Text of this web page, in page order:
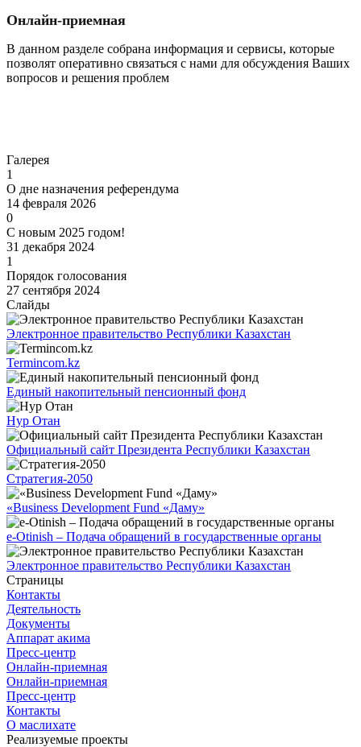
Онлайн-приемная
В данном разделе собрана информация и сервисы, которые
позволят оперативно связаться с нами для обсуждения Ваших
вопросов и решения проблем
Галерея
1
О дне назначения референдума
14 февраля 2026
0
С новым 2025 годом!
31 декабря 2024
1
Порядок голосования
27 сентября 2024
Слайды
Электронное правительство Республики Казахстан
Termincom.kz
Единый накопительный пенсионный фонд
Нур Отан
Официальный сайт Президента Республики Казахстан
Стратегия-2050
«Business Development Fund «Даму»
e-Otinish – Подача обращений в государственные органы
Электронное правительство Республики Казахстан
Страницы
Контакты
Деятельность
Документы
Аппарат акима
Пресс-центр
Онлайн-приемная
Онлайн-приемная
Пресс-центр
Контакты
О маслихате
Реализуемые проекты